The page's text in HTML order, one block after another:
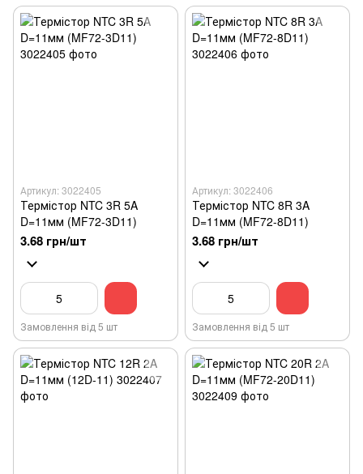
Артикул: 3022405
Термістор NTC 3R 5A
D=11мм (MF72-3D11)
3.68 грн/шт
Замовлення від 5 шт
Артикул: 3022406
Термістор NTC 8R 3A
D=11мм (MF72-8D11)
3.68 грн/шт
Замовлення від 5 шт